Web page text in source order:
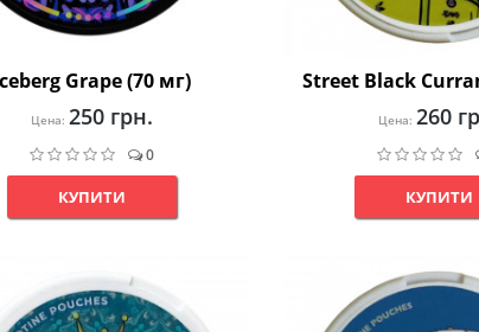
Grape (70 мг)
Цена:250 грн.
0
КУПИТИ
Street Black
Цена: 260
КУПИТИ